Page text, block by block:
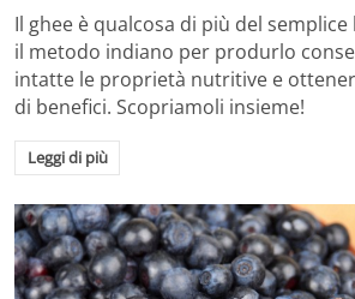
Il ghee è qualcosa di più del
il metodo indiano per produrlo
intatte le proprietà nutritive e
di benefici. Scopriamoli insieme!
Leggi di più